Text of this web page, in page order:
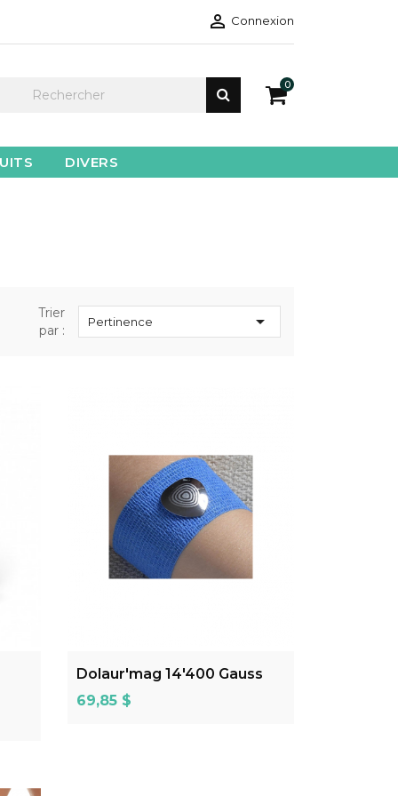
 Connexion
0
DIVERS
Trier
par :
Pertinence 
Dolaur'mag 14'400 Gauss
Prix
69,85 $